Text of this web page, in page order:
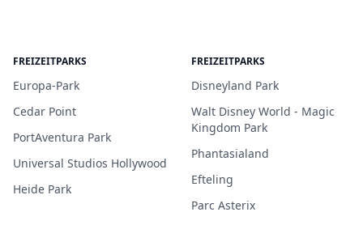
FREIZEITPARKS
Europa-Park
Cedar Point
PortAventura Park
Universal Studios Hollywood
Heide Park
FREIZEITPARKS
Disneyland Park
Walt Disney World - Magic
Kingdom Park
Phantasialand
Efteling
Parc Asterix